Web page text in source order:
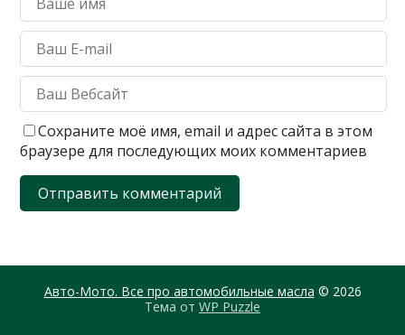
Сохраните моё имя, email и адрес сайта в этом
браузере для последующих моих комментариев
Авто-Мото. Все про автомобильные масла © 2026
Тема от WP Puzzle